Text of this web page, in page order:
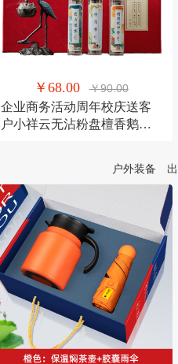
￥68.00 ￥90.00
企业商务活动周年校庆送客
户小祥云无沾粉盘檀香鹅梨
户外装备